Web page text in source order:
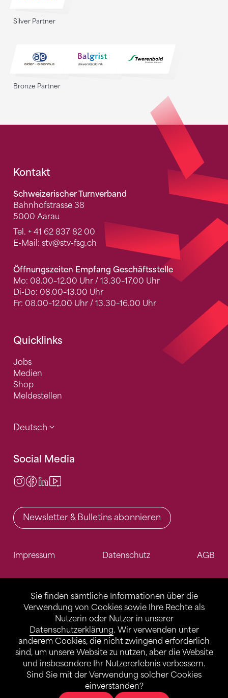
Sie finden sämtliche Informationen über die
Verwendung von Cookies sowie Ihre Rechte als
Nutzerin oder Nutzer in unserer
Datenschutzerklärung. Wir verwenden unter
anderem Cookies, die nicht zwingend erforderlich
sind, um unsere Website zu nutzen, aber die Website
und insbesondere Ihr Nutzererlebnis verbessern.
Sind Sie mit der Verwendung solcher Cookies
einverstanden?
Silver Partner
Bronze Partner
Fusszeile
Kontakt
Schweizerischer Turnverband
Bahnhofstrasse 38
5000 Aarau
Tel. + 41 62 837 82 00
E-Mail: stv@stv-fsg.ch
Öffnungszeiten Empfang Geschäftsstelle
Mo: 08.00–12.00 Uhr / 13.30–17.00 Uhr
Di-Do: 08.00–13.00 Uhr
Fr: 08.00–12.00 Uhr / 13.30–16.00 Uhr
Quicklinks
Jobs
Medien
Shop
Meldestellen
Deutsch
Social Media
Instagram
Facebook
LinkedIn
Newsletter & Bulletins abonnieren
Impressum Datenschutz AGB